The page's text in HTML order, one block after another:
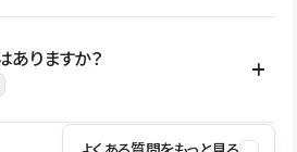
与えずに更新作業を進めやすくなりま
サービスを安全に利用できるよう、通信
クセス管理、脆弱性対策など、複数の観
化に対応しており、悪質なスクリプトの
ありますか？